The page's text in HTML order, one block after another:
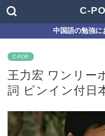
C-
中国語の勉強に
C-POP
王力宏 ワンリー
詞 ピンイン付日